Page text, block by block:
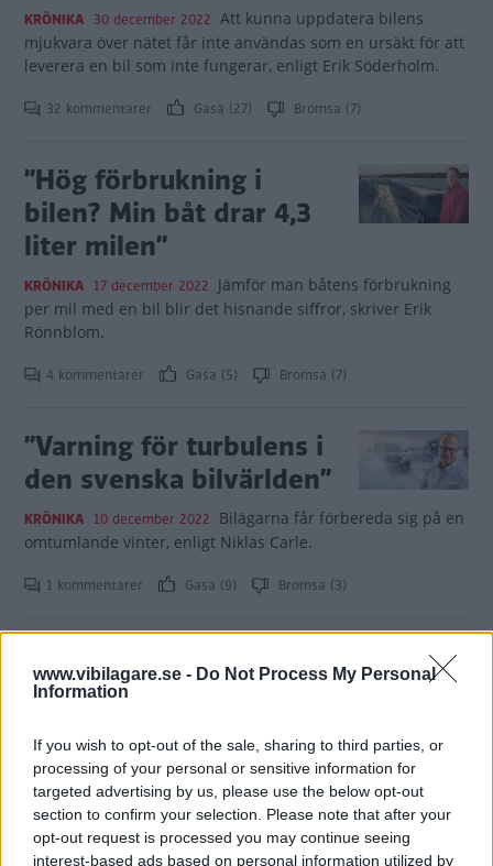
www.vibilagare.se - Do Not Process My Personal
Information
If you wish to opt-out of the sale, sharing to third parties, or
processing of your personal or sensitive information for
targeted advertising by us, please use the below opt-out
section to confirm your selection. Please note that after your
opt-out request is processed you may continue seeing
interest-based ads based on personal information utilized by
KRÖNIKA 30 december 2022 Att kunna uppdatera bilens
mjukvara över nätet får inte användas som en ursäkt för att
leverera en bil som inte fungerar, enligt Erik Söderholm.
32 kommentarer Gasa (27) Bromsa (7)
”Hög förbrukning i
bilen? Min båt drar 4,3
liter milen”
KRÖNIKA 17 december 2022 Jämför man båtens förbrukning
per mil med en bil blir det hisnande siffror, skriver Erik
Rönnblom.
4 kommentarer Gasa (5) Bromsa (7)
”Varning för turbulens i
den svenska bilvärlden”
KRÖNIKA 10 december 2022 Bilägarna får förbereda sig på en
omtumlande vinter, enligt Niklas Carle.
1 kommentarer Gasa (9) Bromsa (3)
”Det blir svårare för
elbilsköparen att få
KRÖNIKA 16 november 2022 Plötsligt kan kostnaden för att
ladda vara högre jämfört med att köra på bensin eller
diesel, skriver Fredrik Diits Vikström.
20 kommentarer Gasa (6) Bromsa (4)